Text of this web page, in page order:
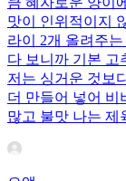
맛이 인위적이지
라이 2개 올려주
다 보니까 기본 고
저는 싱거운 것보
더 만들어 넣어 비
많고 불맛 나는 제